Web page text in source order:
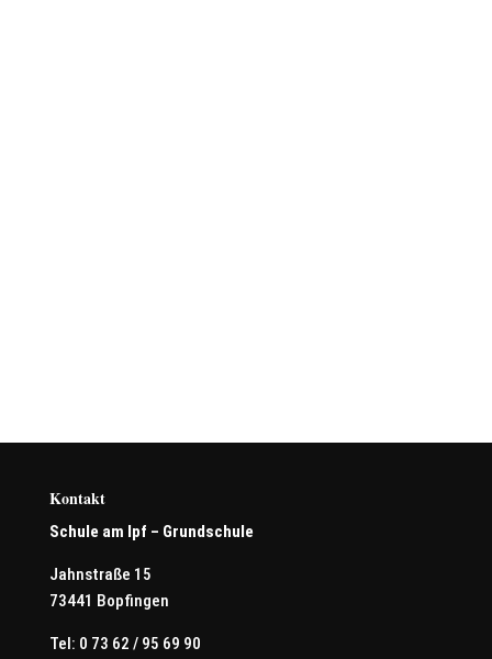
Kontakt
Schule am Ipf – Grundschule
Jahnstraße 15
73441 Bopfingen
Tel: 0 73 62 / 95 69 90